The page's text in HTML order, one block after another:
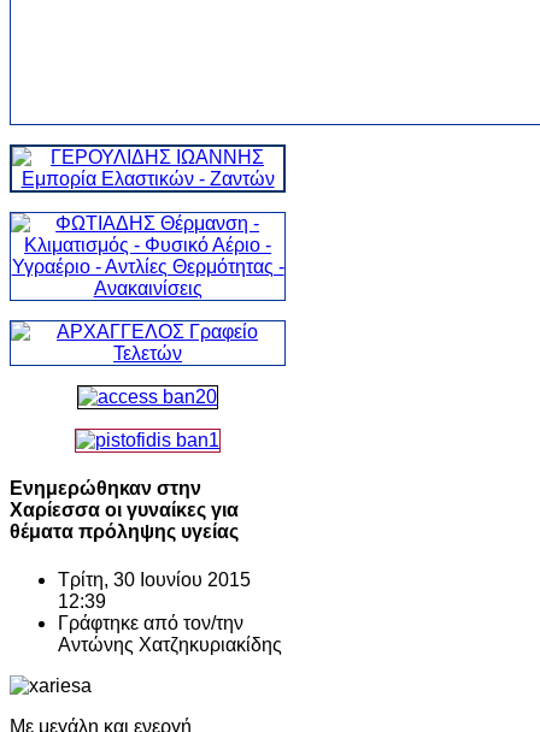
Ενημερώθηκαν στην
Χαρίεσσα οι γυναίκες για
θέματα πρόληψης υγείας
Τρίτη, 30 Ιουνίου 2015
12:39
Γράφτηκε από τον/την
Αντώνης Χατζηκυριακίδης
Με μεγάλη και ενεργή